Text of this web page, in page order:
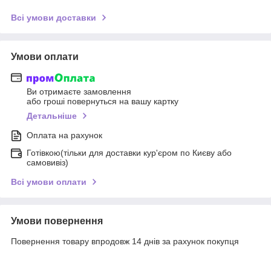
Всі умови доставки
Умови оплати
Ви отримаєте замовлення
або гроші повернуться на вашу картку
Детальніше
Оплата на рахунок
Готівкою(тільки для доставки кур'єром по Києву або
самовивіз)
Всі умови оплати
Умови повернення
Повернення товару впродовж 14 днів за рахунок покупця